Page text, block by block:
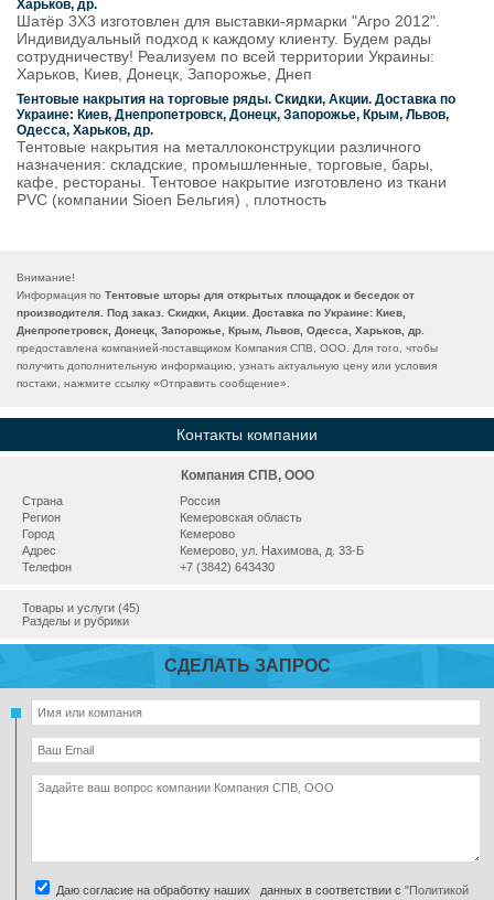
Харьков, др.
Шатёр 3Х3 изготовлен для выставки-ярмарки "Агро 2012".
Индивидуальный подход к каждому клиенту. Будем рады
сотрудничеству! Реализуем по всей территории Украины:
Харьков, Киев, Донецк, Запорожье, Днеп
Тентовые накрытия на торговые ряды. Скидки, Акции. Доставка по
Украине: Киев, Днепропетровск, Донецк, Запорожье, Крым, Львов,
Одесса, Харьков, др.
Тентовые накрытия на металлоконструкции различного
назначения: складские, промышленные, торговые, бары,
кафе, рестораны. Тентовое накрытие изготовлено из ткани
PVC (компании Sioen Бельгия) , плотность
Внимание!
Информация по Тентовые шторы для открытых площадок и беседок от
производителя. Под заказ. Скидки, Акции. Доставка по Украине: Киев,
Днепропетровск, Донецк, Запорожье, Крым, Львов, Одесса, Харьков, др.
предоставлена компанией-поставщиком Компания СПВ, ООО. Для того, чтобы
получить дополнительную информацию, узнать актуальную цену или условия
постаки, нажмите ссылку «Отправить сообщение».
Контакты компании
Компания СПВ, ООО
Страна
Россия
Регион
Кемеровская область
Город
Кемерово
Адрес
Кемерово, ул. Нахимова, д. 33-Б
Телефон
+7 (3842) 643430
Товары и услуги (45)
Разделы и рубрики
СДЕЛАТЬ ЗАПРОС
Даю согласие на обработку наших данных в соответствии с "Политикой